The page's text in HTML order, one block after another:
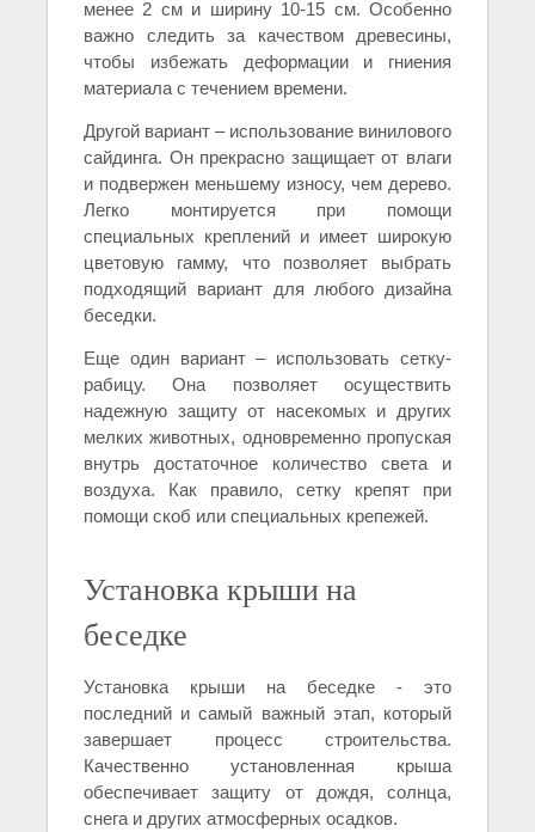
менее 2 см и ширину 10-15 см. Особенно
важно следить за качеством древесины,
чтобы избежать деформации и гниения
материала с течением времени.
Другой вариант – использование винилового
сайдинга. Он прекрасно защищает от влаги
и подвержен меньшему износу, чем дерево.
Легко монтируется при помощи
специальных креплений и имеет широкую
цветовую гамму, что позволяет выбрать
подходящий вариант для любого дизайна
беседки.
Еще один вариант – использовать сетку-
рабицу. Она позволяет осуществить
надежную защиту от насекомых и других
мелких животных, одновременно пропуская
внутрь достаточное количество света и
воздуха. Как правило, сетку крепят при
помощи скоб или специальных крепежей.
Установка крыши на
беседке
Установка крыши на беседке - это
последний и самый важный этап, который
завершает процесс строительства.
Качественно установленная крыша
обеспечивает защиту от дождя, солнца,
снега и других атмосферных осадков.